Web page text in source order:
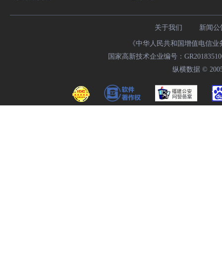
关于我们 新闻公
《中华人民共和国增值电信
国家高新技术企业编号：
纵横数据 ©